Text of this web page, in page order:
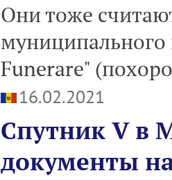
Они тоже
Funerare"
16.02.2021
Спутник V в
документы